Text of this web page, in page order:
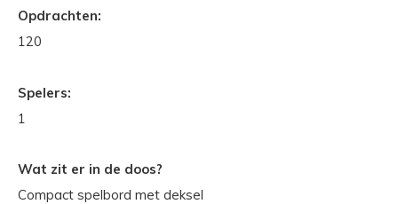
Opdrachten:
120
Spelers:
1
Wat zit er in de doos?
Compact spelbord met deksel